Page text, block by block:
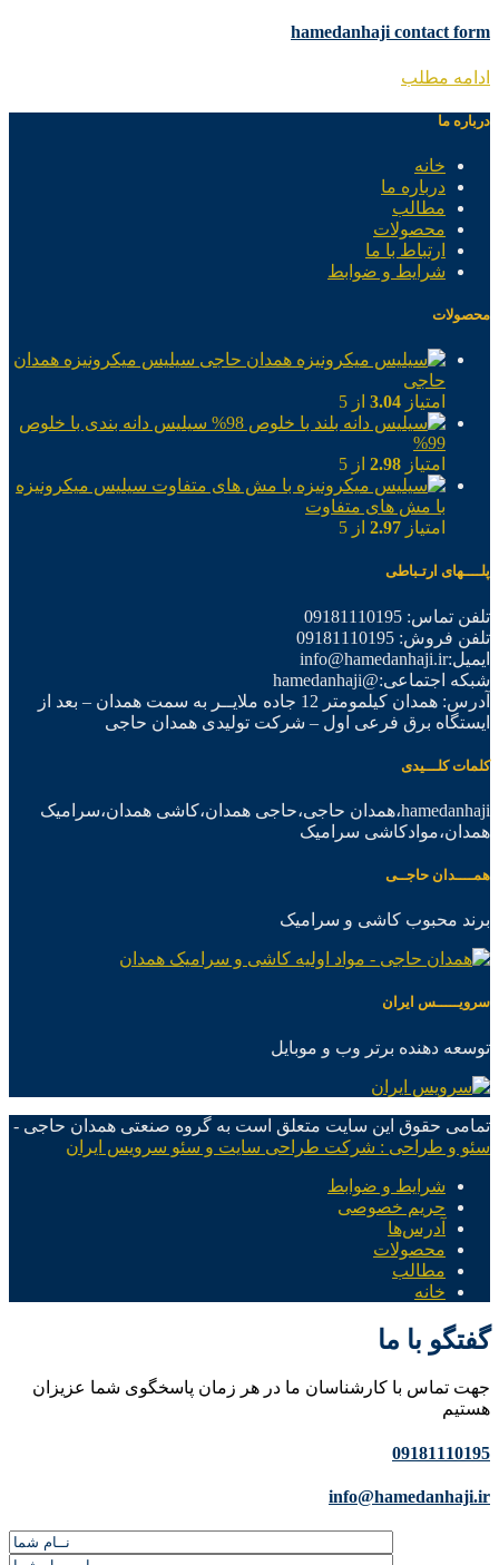
hamedanhaji contact form
ادامه مطلب
درباره ما
خانه
درباره ما
مطالب
محصولات
ارتباط با ما
شرایط و ضوابط
محصولات
سیلیس میکرونیزه همدان
حاجی
امتیاز 3.04 از 5
سیلیس دانه بندی با خلوص
99%
امتیاز 2.98 از 5
سیلیس میکرونیزه
با مش های متفاوت
امتیاز 2.97 از 5
پلــــهای ارتـباطی
تلفن تماس: 09181110195
تلفن فروش: 09181110195
ایمیل:info@hamedanhaji.ir
شبکه اجتماعی:@hamedanhaji
آدرس: همدان کیلمومتر 12 جاده ملایــر به سمت همدان – بعد از
ایستگاه برق فرعی اول – شرکت تولیدی همدان حاجی
کلمات کلـــیدی
hamedanhaji،همدان حاجی،حاجی همدان،کاشی همدان،سرامیک
همدان،موادکاشی سرامیک
همــــدان حاجــی
برند محبوب کاشی و سرامیک
سرویـــــس ایران
توسعه دهنده برتر وب و موبایل
تمامی حقوق این سایت متعلق است به گروه صنعتی همدان حاجی -
سئو و طراحی : شرکت طراحی سایت و سئو سرویس ایران
شرایط و ضوابط
حریم خصوصی
آدرس‌ها
محصولات
مطالب
خانه
گفتگو با ما
جهت تماس با کارشناسان ما در هر زمان پاسخگوی شما عزیزان
هستیم
09181110195
info@hamedanhaji.ir